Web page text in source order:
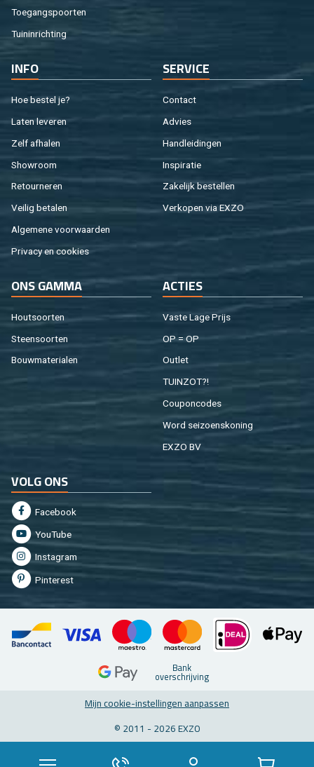
Toe­gangs­poor­ten
Tuin­in­rich­ting
INFO
Hoe be­stel je?
Laten le­ve­ren
Zelf af­ha­len
Show­room
Re­tour­ne­ren
Vei­lig be­ta­len
Al­ge­me­ne voor­waar­den
Pri­va­cy en coo­kies
SER­VI­CE
Con­tact
Ad­vies
Hand­lei­din­gen
In­spi­ra­tie
Za­ke­lijk be­stel­len
Ver­ko­pen via EXZO
ONS GAMMA
Hout­soor­ten
Steen­soor­ten
Bouw­ma­te­ri­a­len
AC­TIES
Vaste Lage Prijs
OP = OP
Out­let
TUIN­ZOT?!
Cou­pon­co­des
Word sei­zoens­ko­ning
EXZO BV
VOLG ONS
Fa­cebook
You­Tu­be
In­st­agram
Pin­te­rest
Bank
over­schrij­ving
Mijn coo­kie-in­stel­lin­gen aan­pas­sen
© 2011 - 2026 EXZO